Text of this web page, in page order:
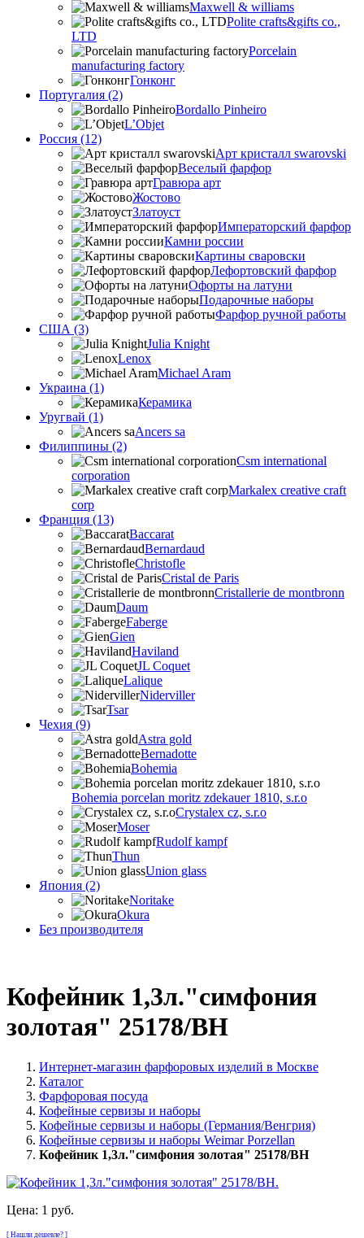
Maxwell & williams
Polite crafts&gifts co.,
LTD
Porcelain
manufacturing factory
Гонконг
Португалия (2)
Bordallo Pinheiro
L’Objet
Россия (12)
Арт кристалл swarovski
Веселый фарфор
Гравюра арт
Жостово
Златоуст
Императорский фарфор
Камни россии
Картины сваровски
Лефортовский фарфор
Офорты на латуни
Подарочные наборы
Фарфор ручной работы
США (3)
Julia Knight
Lenox
Michael Aram
Украина (1)
Керамика
Уругвай (1)
Ancers sa
Филиппины (2)
Csm international
corporation
Markalex creative craft
corp
Франция (13)
Baccarat
Bernardaud
Christofle
Cristal de Paris
Cristallerie de montbronn
Daum
Faberge
Gien
Haviland
JL Coquet
Lalique
Niderviller
Tsar
Чехия (9)
Astra gold
Bernadotte
Bohemia
Bohemia porcelan moritz zdekauer 1810, s.r.o
Crystalex cz, s.r.o
Moser
Rudolf kampf
Thun
Union glass
Япония (2)
Noritake
Okura
Без производителя
Кофейник 1,3л."симфония
золотая" 25178/BH
Интернет-магазин фарфоровых изделий в Москве
Каталог
Фарфоровая посуда
Кофейные сервизы и наборы
Кофейные сервизы и наборы (Германия/Венгрия)
Кофейные сервизы и наборы Weimar Porzellan
Кофейник 1,3л."симфония золотая" 25178/BH
Цена: 1 руб.
[ Нашли дешевле? ]